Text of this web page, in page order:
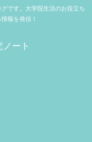
です。大学院生活のお役立ち
報を発信！
ート